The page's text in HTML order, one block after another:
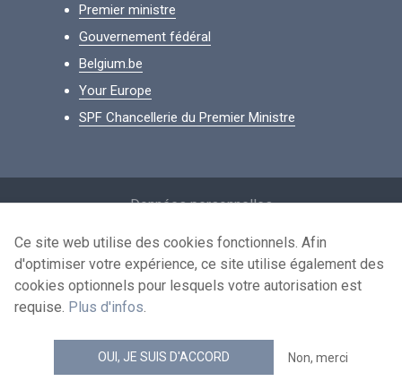
Premier ministre
Gouvernement fédéral
Belgium.be
Your Europe
SPF Chancellerie du Premier Ministre
Données personnelles
Conditions de réutilisation
Contactez-nous
news.belgium flux RSS
© 2026 - news.belgium.be
Ce site web utilise des cookies fonctionnels. Afin
d'optimiser votre expérience, ce site utilise également des
cookies optionnels pour lesquels votre autorisation est
requise. Plus d'infos.
OUI, JE SUIS D'ACCORD Non, merci